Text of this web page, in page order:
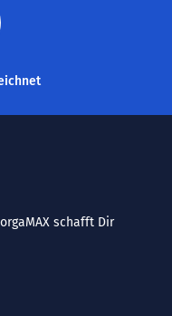
schafft Dir